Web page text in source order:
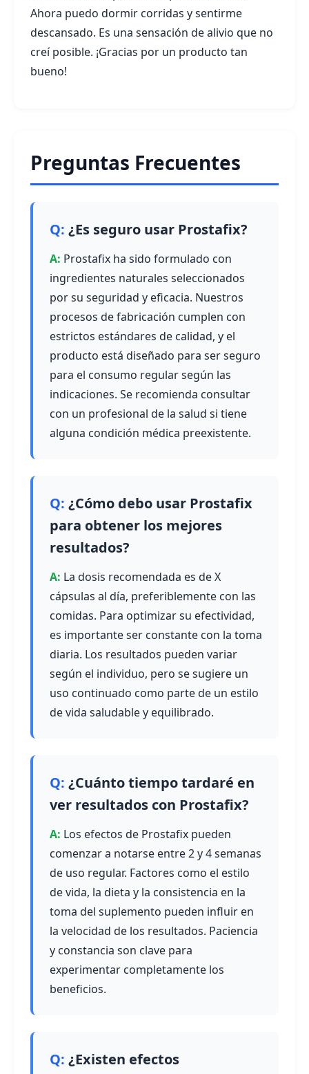
Ahora puedo dormir corridas y sentirme
descansado. Es una sensación de alivio que no
creí posible. ¡Gracias por un producto tan
bueno!
Preguntas Frecuentes
¿Es seguro usar Prostafix?
Prostafix ha sido formulado con
ingredientes naturales seleccionados
por su seguridad y eficacia. Nuestros
procesos de fabricación cumplen con
estrictos estándares de calidad, y el
producto está diseñado para ser seguro
para el consumo regular según las
indicaciones. Se recomienda consultar
con un profesional de la salud si tiene
alguna condición médica preexistente.
¿Cómo debo usar Prostafix
para obtener los mejores
resultados?
La dosis recomendada es de X
cápsulas al día, preferiblemente con las
comidas. Para optimizar su efectividad,
es importante ser constante con la toma
diaria. Los resultados pueden variar
según el individuo, pero se sugiere un
uso continuado como parte de un estilo
de vida saludable y equilibrado.
¿Cuánto tiempo tardaré en
ver resultados con Prostafix?
Los efectos de Prostafix pueden
comenzar a notarse entre 2 y 4 semanas
de uso regular. Factores como el estilo
de vida, la dieta y la consistencia en la
toma del suplemento pueden influir en
la velocidad de los resultados. Paciencia
y constancia son clave para
experimentar completamente los
beneficios.
¿Existen efectos